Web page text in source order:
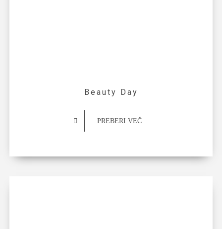
Beauty Day
PREBERI VEČ